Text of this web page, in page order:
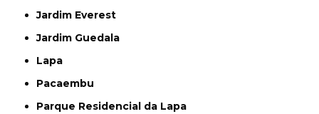
Jardim Everest
Jardim Guedala
Lapa
Pacaembu
Parque Residencial da Lapa